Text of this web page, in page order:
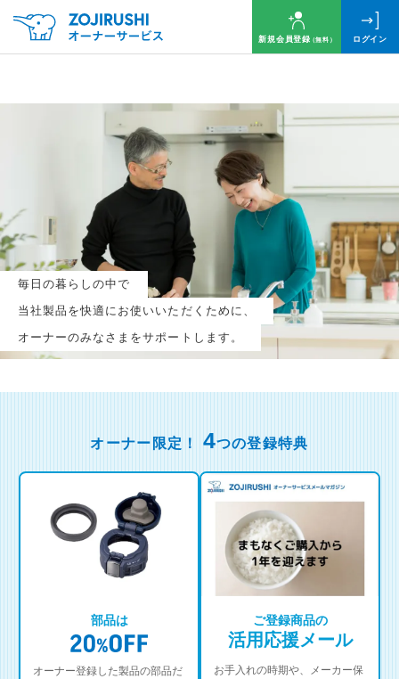
新規会員登録（無料） ログイン
毎日の暮らしの中で
当社製品を快適にお使いいただくために、
オーナーのみなさまをサポートします。
毎月抽選で 名様に
円分のQUOカードプレゼント！
新規会員登録（無料）
ログイン
※新規会員登録または追加製品登録をいただいた方が対象です
※オーナーサービスは日本国内にお住まいの個人の方向けサービスとなります
オーナー限定！ 4つの登録特典
部品は
オーナー登録した製品の部品だ
ご登録商品の
活用応援メール
お手入れの時期や、メーカー保